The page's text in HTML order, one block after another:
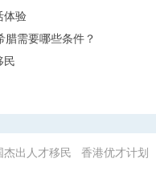
体验
需要哪些条件？
民
杰出人才移民 香港优才计划